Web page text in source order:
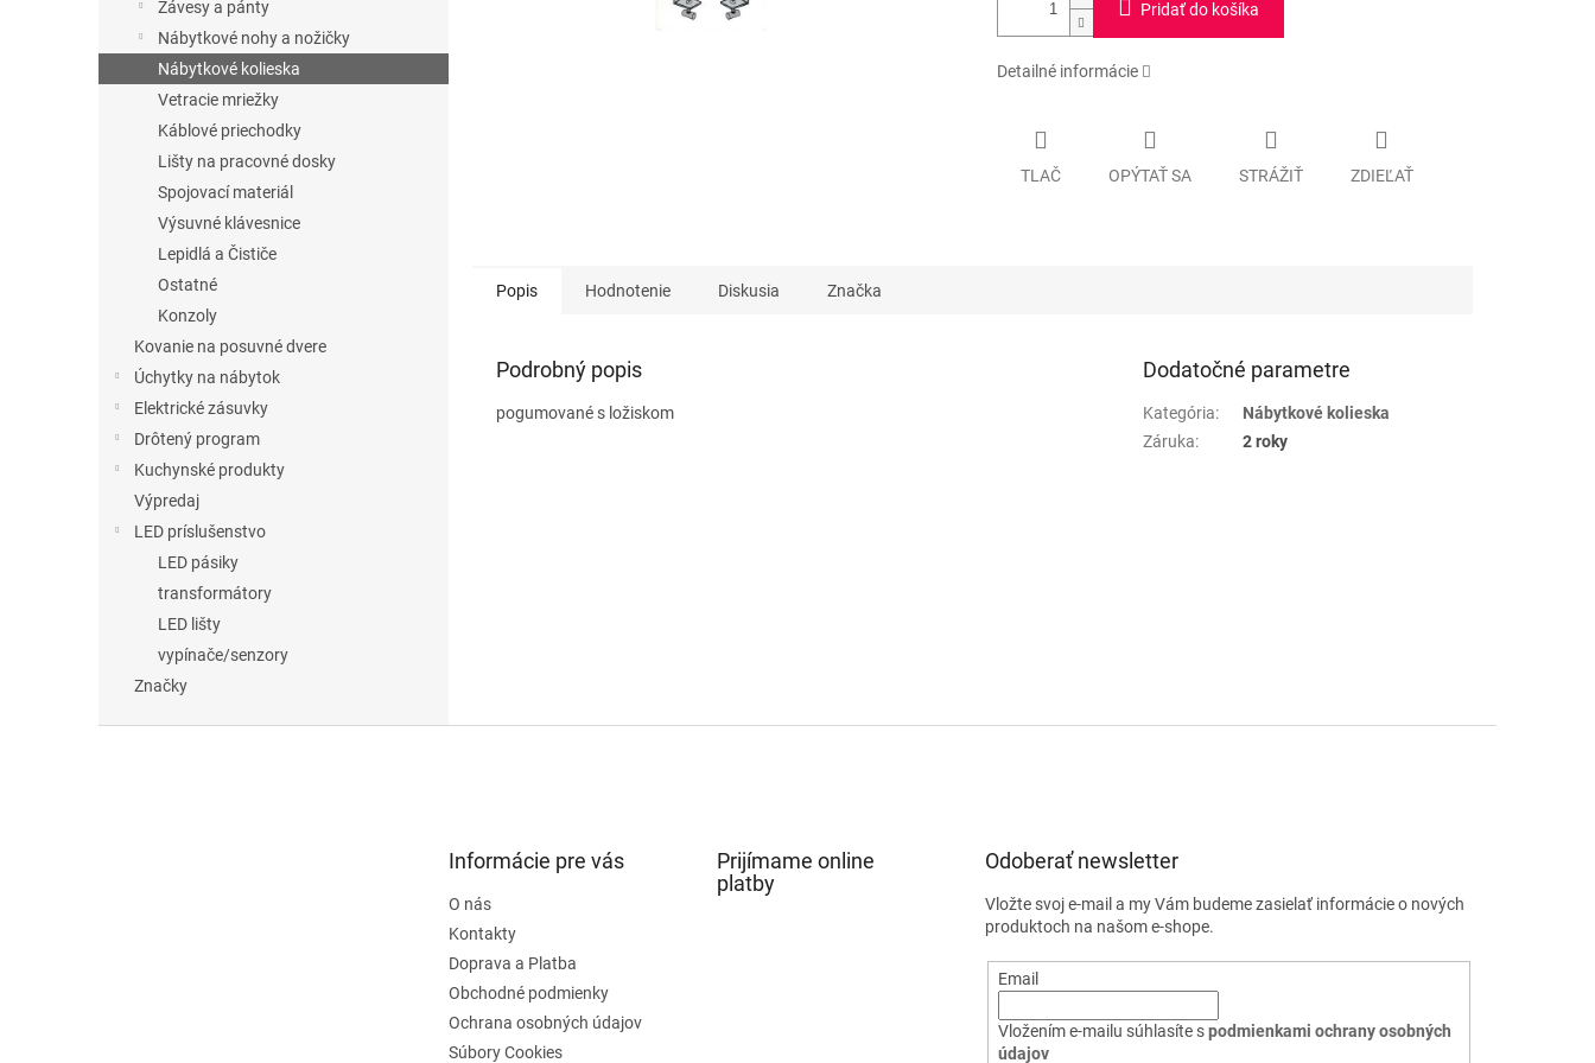
Závesy a pánty
Nábytkové nohy a nožičky
Nábytkové kolieska
Vetracie mriežky
Káblové priechodky
Lišty na pracovné dosky
Spojovací materiál
Výsuvné klávesnice
Lepidlá a Čističe
Ostatné
Konzoly
Kovanie na posuvné dvere
Úchytky na nábytok
Elektrické zásuvky
Drôtený program
Kuchynské produkty
Výpredaj
LED príslušenstvo
LED pásiky
transformátory
LED lišty
vypínače/senzory
Značky
Pridať do košíka
Detailné informácie
TLAČ OPÝTAŤ SA STRÁŽIŤ ZDIEĽAŤ
Popis Hodnotenie Diskusia Značka
Podrobný popis
pogumované s ložiskom
Dodatočné parametre
Kategória:
Nábytkové kolieska
Záruka: 2 roky
Informácie pre vás
O nás
Kontakty
Doprava a Platba
Obchodné podmienky
Ochrana osobných údajov
Súbory Cookies
Prijímame online
platby
Odoberať newsletter
Vložte svoj e-mail a my Vám budeme zasielať informácie o nových
produktoch na našom e-shope.
Email
Vložením e-mailu súhlasíte spodmienkami ochrany osobných
údajov